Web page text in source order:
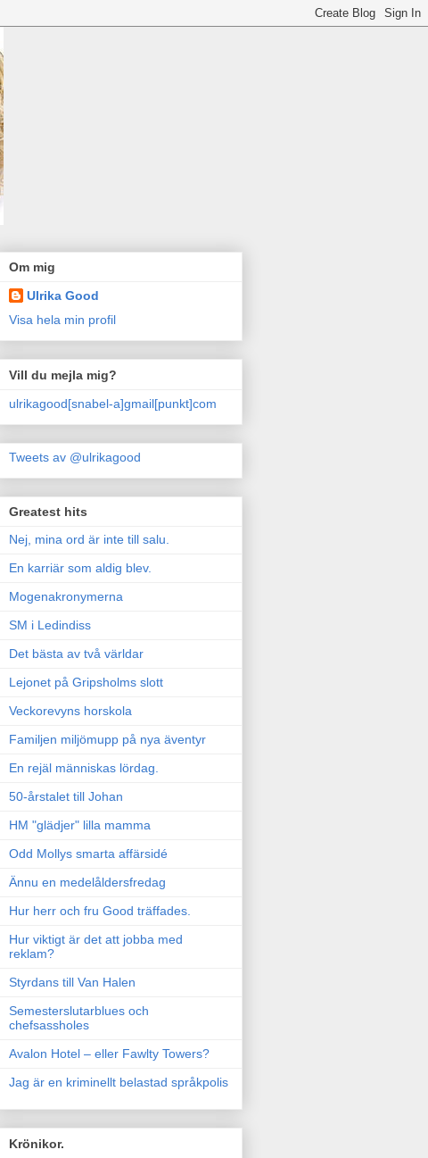
Om mig
Ulrika Good
Visa hela min profil
Vill du mejla mig?
ulrikagood[snabel-a]gmail[punkt]com
Tweets av @ulrikagood
Greatest hits
Nej, mina ord är inte till salu.
En karriär som aldig blev.
Mogenakronymerna
SM i Ledindiss
Det bästa av två världar
Lejonet på Gripsholms slott
Veckorevyns horskola
Familjen miljömupp på nya äventyr
En rejäl människas lördag.
50-årstalet till Johan
HM "glädjer" lilla mamma
Odd Mollys smarta affärsidé
Ännu en medelåldersfredag
Hur herr och fru Good träffades.
Hur viktigt är det att jobba med
reklam?
Styrdans till Van Halen
Semesterslutarblues och
chefsassholes
Avalon Hotel – eller Fawlty Towers?
Jag är en kriminellt belastad språkpolis
Krönikor.